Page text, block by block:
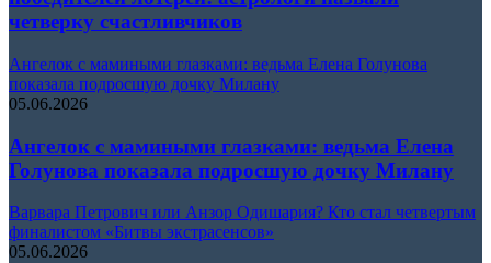
четверку счастливчиков
Ангелок с мамиными глазками: ведьма Елена Голунова
показала подросшую дочку Милану
05.06.2026
Ангелок с мамиными глазками: ведьма Елена
Голунова показала подросшую дочку Милану
Варвара Петрович или Анзор Одишария? Кто стал четвертым
финалистом «Битвы экстрасенсов»
05.06.2026